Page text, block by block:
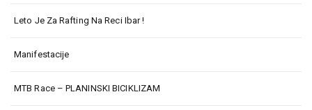
Leto Je Za Rafting Na Reci Ibar !
Manifestacije
MTB Race – PLANINSKI BICIKLIZAM